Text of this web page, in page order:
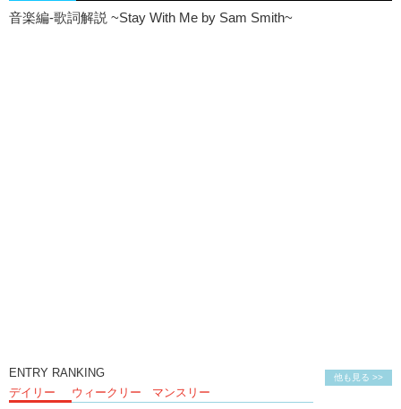
音楽編-歌詞解説 ~Stay With Me by Sam Smith~
他も見る >>
ENTRY RANKING
デイリー
ウィークリー マンスリー